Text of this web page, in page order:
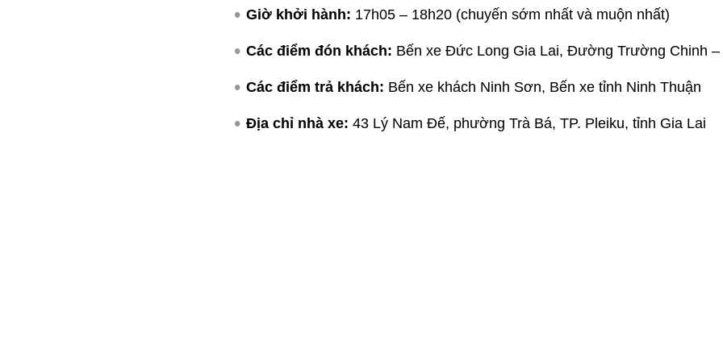
Giờ khởi hành: 17h05 – 18h20 (chuyến sớm nhất và muộn nhất)
Các điểm đón khách: Bến xe Đức Long Gia Lai, Đường Trường Chinh –
Các điểm trả khách: Bến xe khách Ninh Sơn, Bến xe tỉnh Ninh Thuận
Địa chỉ nhà xe: 43 Lý Nam Đế, phường Trà Bá, TP. Pleiku, tỉnh Gia Lai